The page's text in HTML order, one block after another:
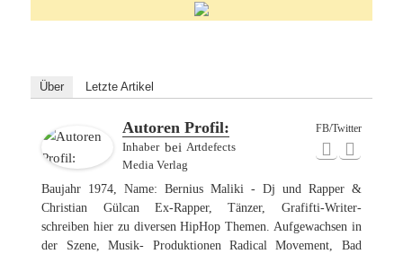
Über Letzte Artikel
FB/Twitter
Autoren Profil:
Inhaberbei Artdefects
Media Verlag
Baujahr 1974, Name: Bernius Maliki - Dj und Rapper &
Christian Gülcan Ex-Rapper, Tänzer, Grafifti-Writer-
schreiben hier zu diversen HipHop Themen. Aufgewachsen in
der Szene, Musik- Produktionen Radical Movement, Bad